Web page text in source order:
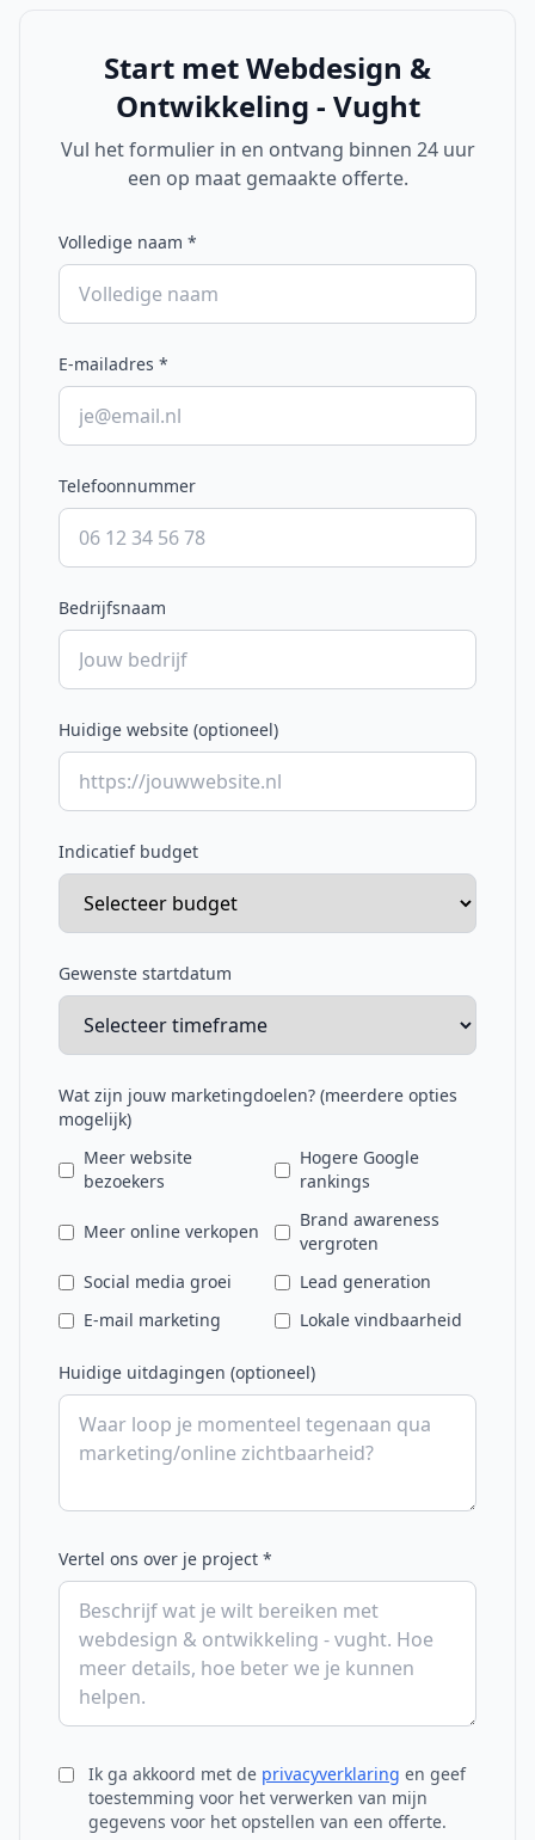
Start metWebdesign &
Ontwikkeling - Vught
Vul het formulier in en ontvang binnen 24 uur
een op maat gemaakte offerte.
Volledige naam *
E-mailadres *
Telefoonnummer
Bedrijfsnaam
Huidige website (optioneel)
Indicatief budget
Gewenste startdatum
Wat zijn jouw marketingdoelen? (meerdere opties
mogelijk)
Meer website
bezoekers
Hogere Google
rankings
Meer online verkopen
Brand awareness
vergroten
Social media groei
Lead generation
E-mail marketing
Lokale vindbaarheid
Huidige uitdagingen (optioneel)
Vertel ons over je project *
Ik ga akkoord met de privacyverklaring en geef
toestemming voor het verwerken van mijn
gegevens voor het opstellen van een offerte.